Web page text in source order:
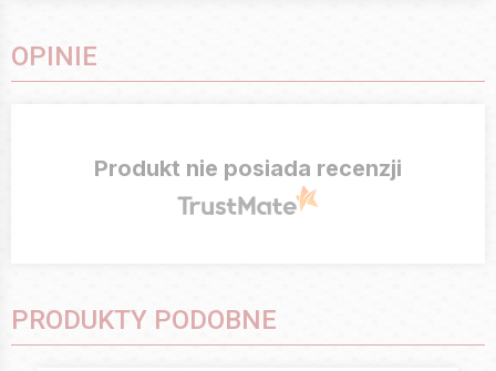
OPINIE
Produkt nie posiada recenzji
PRODUKTY PODOBNE